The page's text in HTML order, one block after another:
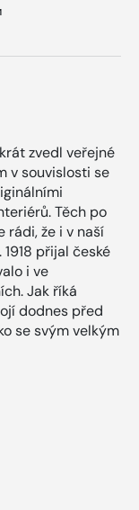
zvedl veřejné
v souvislosti se
Těch po
rádi, že i v naší
přijal české
i ve
Jak říká
dodnes před
se svým velkým